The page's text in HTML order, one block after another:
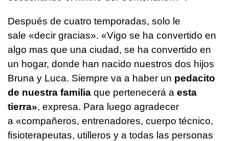
Después de cuatro temporadas, solo le
sale «decir gracias». «Vigo se ha convertido en
algo mas que una ciudad, se ha convertido en
un hogar, donde han nacido nuestros dos hijos
Bruna y Luca. Siempre va a haber un pedacito
de nuestra familia que pertenecerá a esta
tierra», expresa. Para luego agradecer
a «compañeros, entrenadores, cuerpo técnico,
fisioterapeutas, utilleros y a todas las personas